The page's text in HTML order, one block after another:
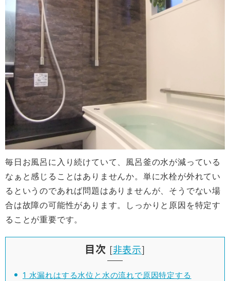
毎日お風呂に入り続けていて、風呂釜の水が減っている
なぁと感じることはありませんか。単に水栓が外れてい
るというのであれば問題はありませんが、そうでない場
合は故障の可能性があります。しっかりと原因を特定す
ることが重要です。
目次 [非表示]
1 水漏れはする水位と水の流れで原因特定する